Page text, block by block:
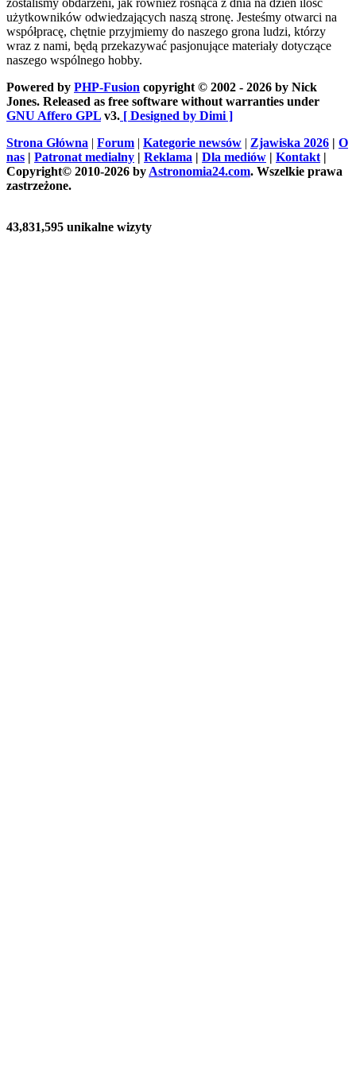
zostaliśmy obdarzeni, jak również rosnąca z dnia na dzień ilość
użytkowników odwiedzających naszą stronę. Jesteśmy otwarci na
współpracę, chętnie przyjmiemy do naszego grona ludzi, którzy
wraz z nami, będą przekazywać pasjonujące materiały dotyczące
naszego wspólnego hobby.
Powered by PHP-Fusion copyright © 2002 - 2026 by Nick
Jones. Released as free software without warranties under
GNU Affero GPL v3. [ Designed by Dimi ]
Strona Główna | Forum | Kategorie newsów | Zjawiska 2026 | O
nas | Patronat medialny | Reklama | Dla mediów | Kontakt |
Copyright© 2010-2026 by Astronomia24.com. Wszelkie prawa
zastrzeżone.
43,831,595 unikalne wizyty